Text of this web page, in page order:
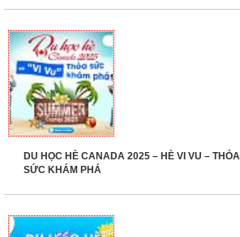
DU HỌC HÈ CANADA 2025 – HÈ VI VU – THỎA
SỨC KHÁM PHÁ